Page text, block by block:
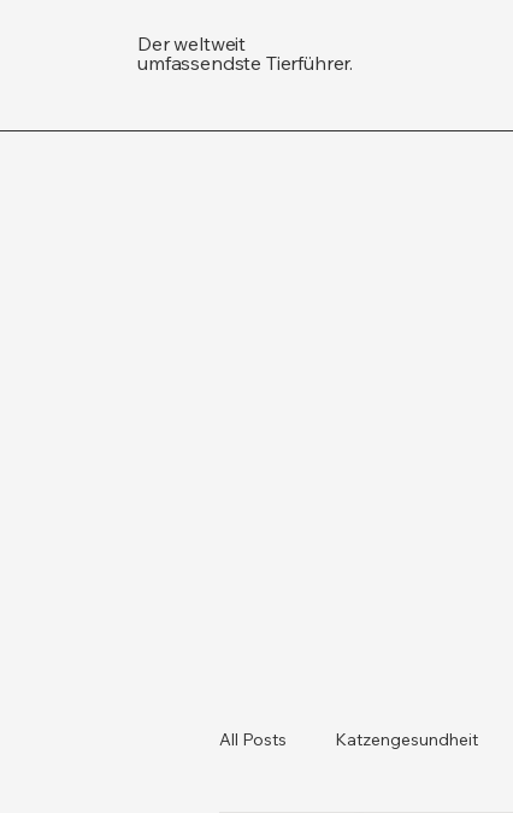
Der weltweit
umfassendste Tierführer.
All Posts Katzengesundheit